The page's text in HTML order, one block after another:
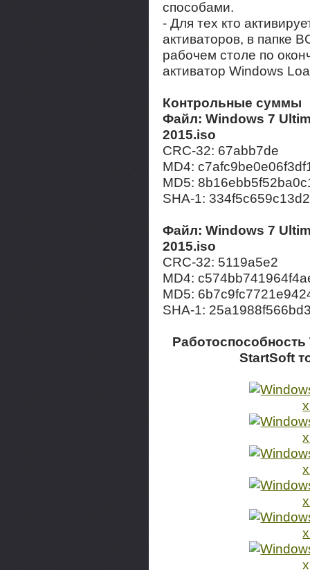
способами.
- Для тех кто
активаторов, в папке
рабочем столе по
активатор Windows
Контрольные суммы
Файл: Windows 7
2015.iso
CRC-32: 67abb7de
MD4:
MD5:
SHA-1:
Файл: Windows 7
2015.iso
CRC-32: 5119a5e2
MD4:
MD5:
SHA-1:
StartSoft